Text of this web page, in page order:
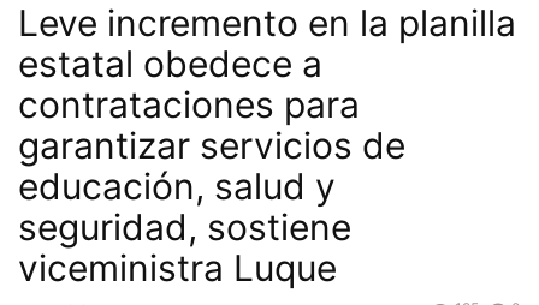
Leve incremento en la planilla
estatal obedece a
contrataciones para
garantizar servicios de
educación, salud y
seguridad, sostiene
viceministra Luque